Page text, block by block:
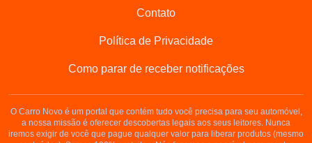
Contato
Política de Privacidade
Como parar de receber notificações
O Carro Novo é um portal que contém tudo você precisa para seu automóvel,
a nossa missão é oferecer descobertas legais aos seus leitores. Nunca
iremos exigir de você que pague qualquer valor para liberar produtos (mesmo